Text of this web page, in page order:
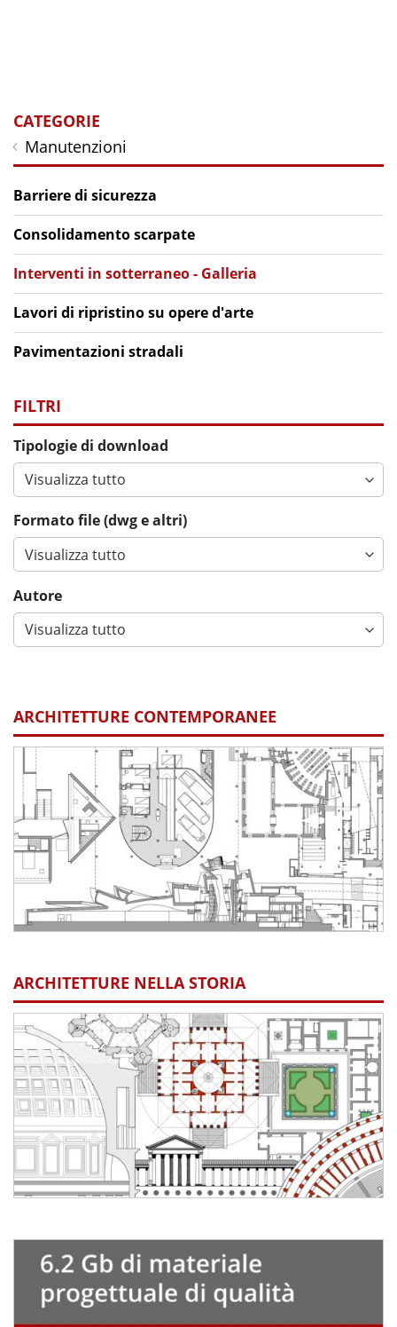
CATEGORIE
Manutenzioni
Barriere di sicurezza
Consolidamento scarpate
Interventi in sotterraneo - Galleria
Lavori di ripristino su opere d'arte
Pavimentazioni stradali
FILTRI
Tipologie di download
Formato file (dwg e altri)
Autore
ARCHITETTURE CONTEMPORANEE
ARCHITETTURE NELLA STORIA